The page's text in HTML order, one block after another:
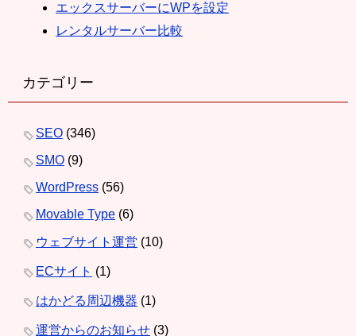
エックスサーバーにWPを設定
レンタルサーバー比較
カテゴリー
SEO (346)
SMO (9)
WordPress (56)
Movable Type (6)
ウェブサイト運営 (10)
ECサイト (1)
はかどる周辺機器 (1)
運営からのお知らせ (3)